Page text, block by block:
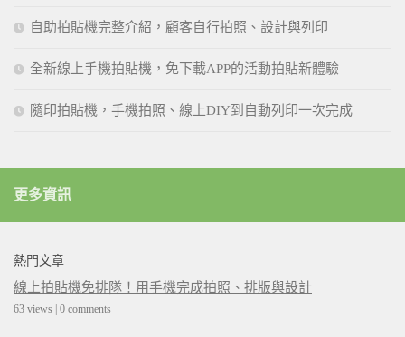
自助拍貼機完整介紹，顧客自行拍照、設計與列印
全新線上手機拍貼機，免下載APP的活動拍貼新體驗
隨印拍貼機，手機拍照、線上DIY到自動列印一次完成
更多資訊
熱門文章
線上拍貼機免排隊！用手機完成拍照、排版與設計
63 views 0 comments